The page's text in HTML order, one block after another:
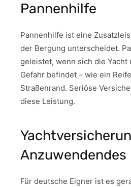
Pannenhilfe
Pannenhilfe ist eine
der Bergung unterscheidet.
geleistet, wenn sich die
Gefahr befindet – wie ein
Straßenrand. Seriöse
diese Leistung.
Anzuwendendes
Für deutsche Eigner ist es